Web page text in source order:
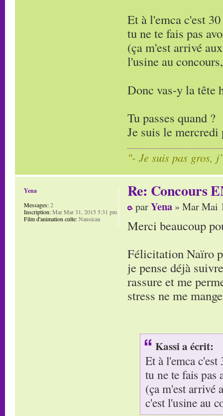
Et à l'emca c'est
tu ne te fais pas
(ça m'est arrivé
l'usine au
Donc vas-y la tête
Tu passes quand ?
Je suis le mercredi
"- Je suis pas gros,
Re: Concours
parYena » Mar Mai
Merci beaucoup
Félicitation Naïro
je pense déjà
rassure et me
stress ne me
Kassi a écrit:
Et à l'emca
tu ne te fais pas
(ça m'est arrivé
c'est l'usine au
Yena
Messages:2
Inscription:Mar Mar 31, 2015 5:31 pm
Film d'animation culte:Nausicaa